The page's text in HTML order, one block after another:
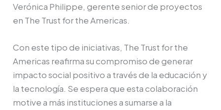
Verónica Philippe, gerente senior de proyectos
en The Trust for the Americas.
Con este tipo de iniciativas, The Trust for the
Americas reafirma su compromiso de generar
impacto social positivo a través de la educación y
la tecnología. Se espera que esta colaboración
motive a más instituciones a sumarse a la